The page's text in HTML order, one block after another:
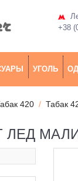
+38
УГОЛЬ
420 Табак
ЛЕД